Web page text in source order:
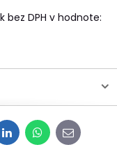
DPH v hodnote:
LinkedInWhatsApp
E-
mail